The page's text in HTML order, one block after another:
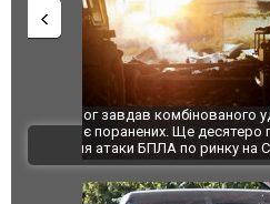
За 2000 кілометрів від
Єкатеринбурзі після атаки
склад Wildberries. ФОТО.